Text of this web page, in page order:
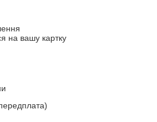
на вашу картку